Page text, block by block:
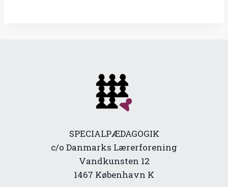
SPECIALPÆDAGOGIK
c/o Danmarks Lærerforening
Vandkunsten 12
1467 København K